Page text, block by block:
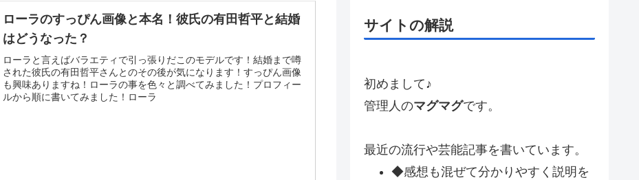
ローラのすっぴん画像と本名！彼氏の有田哲平と結婚
はどうなった？
ローラと言えばバラエティで引っ張りだこのモデルです！結婚まで噂
された彼氏の有田哲平さんとのその後が気になります！すっぴん画像
も興味ありますね！ローラの事を色々と調べてみました！プロフィー
ルから順に書いてみました！ローラ
サイトの解説
初めまして♪
管理人のマグマグです。
最近の流行や芸能記事を書いています。
◆感想も混ぜて分かりやすく説明を